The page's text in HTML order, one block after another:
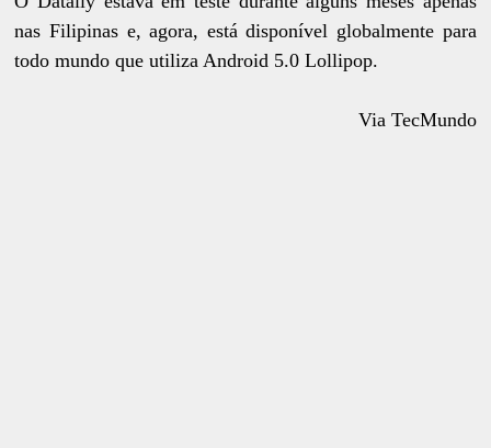
nas Filipinas e, agora, está disponível globalmente para
todo mundo que utiliza Android 5.0 Lollipop.
Via TecMundo